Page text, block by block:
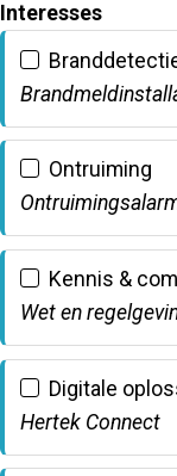
Interesses
Ontruiming
Kennis &
Wet en
Digitale
Hertek Connect